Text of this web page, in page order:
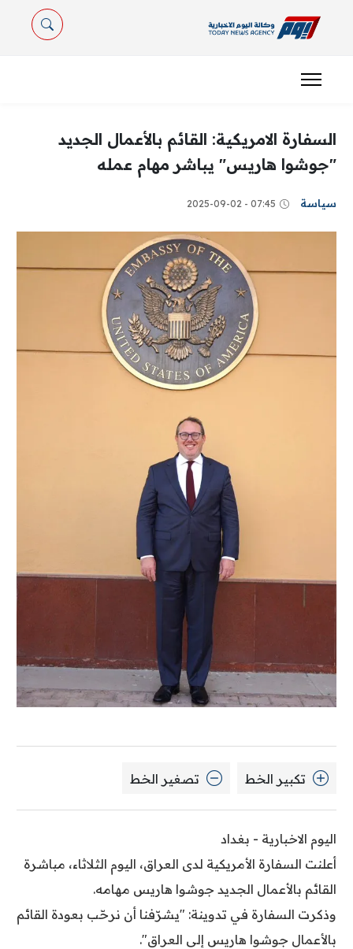
السفارة الامريكية: القائم بالأعمال الجديد
"جوشوا هاريس" يباشر مهام عمله
سياسة 07:45 - 2025-09-02
تكبير الخط تصغير الخط
اليوم الاخبارية - بغداد
أعلنت السفارة الأمريكية لدى العراق، اليوم الثلاثاء، مباشرة
القائم بالأعمال الجديد جوشوا هاريس مهامه.
وذكرت السفارة في تدوينة: "يشرّفنا أن نرحّب بعودة القائم
بالأعمال جوشوا هاريس إلى العراق".